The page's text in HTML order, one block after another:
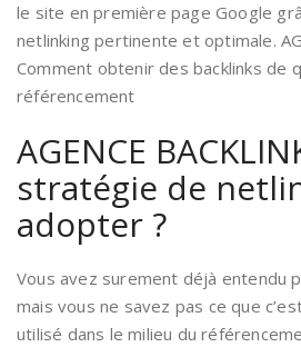
le site en première page Google
netlinking pertinente et optimale.
Comment obtenir des backlinks de
référencement
AGENCE
stratégie de
adopter ?
Vous avez surement déjà entendu
mais vous ne savez pas ce que
utilisé dans le milieu du